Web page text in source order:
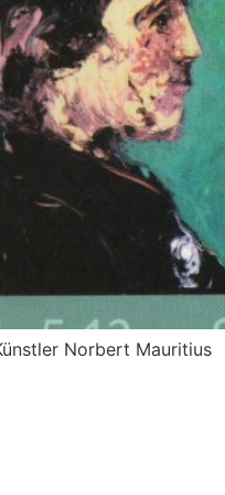
Norbert Mauritius